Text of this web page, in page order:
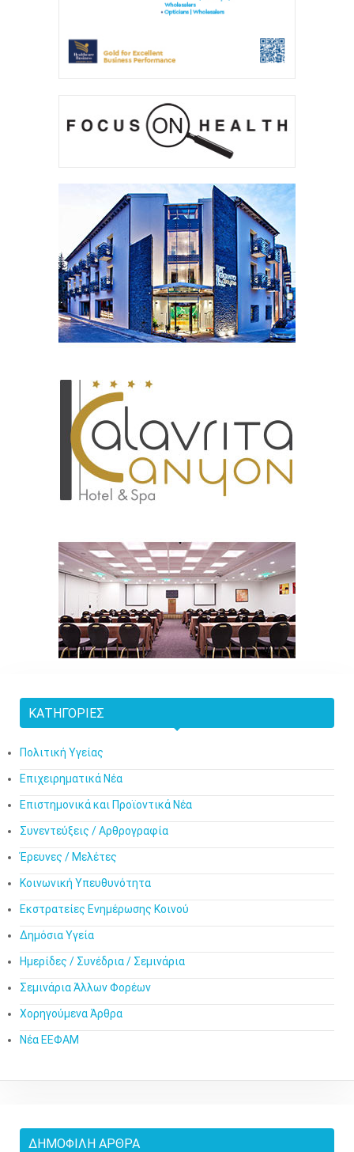
ΚΑΤΗΓΟΡΊΕΣ
Πολιτική Υγείας
Επιχειρηματικά Νέα
Επιστημονικά και Προϊοντικά Νέα
Συνεντεύξεις / Αρθρογραφία
Έρευνες / Μελέτες
Κοινωνική Υπευθυνότητα
Εκστρατείες Ενημέρωσης Κοινού
Δημόσια Υγεία
Ημερίδες / Συνέδρια / Σεμινάρια
Σεμινάρια Άλλων Φορέων
Χορηγούμενα Άρθρα
Νέα ΕΕΦΑΜ
ΔΗΜΟΦΙΛΉ ΆΡΘΡΑ